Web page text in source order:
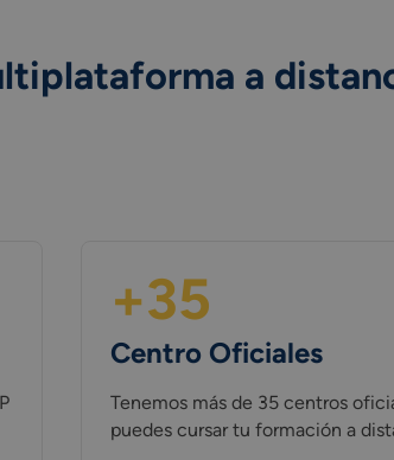
a
+35
Centro Oficiales
Tenemos más de 35 centros
puedes cursar tu formación a